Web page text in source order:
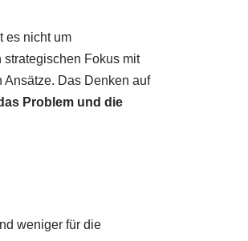
es nicht um
Fokus mit
Das Denken auf
Problem und die
weniger für die